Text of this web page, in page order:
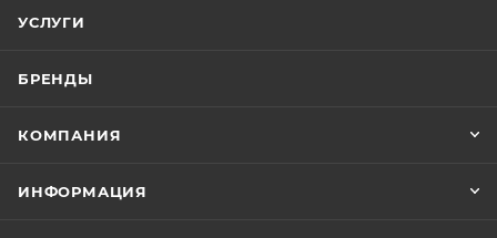
УСЛУГИ
БРЕНДЫ
КОМПАНИЯ
ИНФОРМАЦИЯ